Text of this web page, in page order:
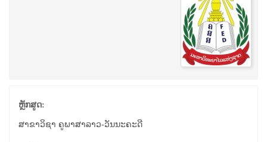
ຫຼັກສູດ:
ສາຂາວິຊາ ຄູພາສາລາວ-ວັນນະຄະດີ